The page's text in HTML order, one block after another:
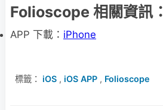
Folioscope 相關資訊：
APP 下載： iPhone
標籤： iOS , iOS APP , Folioscope